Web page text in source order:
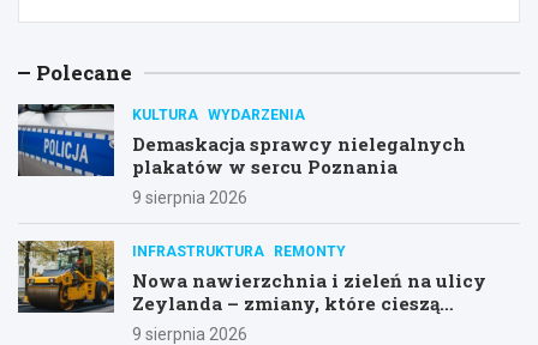
Polecane
KULTURA WYDARZENIA
Demaskacja sprawcy nielegalnych
plakatów w sercu Poznania
9 sierpnia 2026
INFRASTRUKTURA REMONTY
Nowa nawierzchnia i zieleń na ulicy
Zeylanda – zmiany, które cieszą
mieszkańców
9 sierpnia 2026